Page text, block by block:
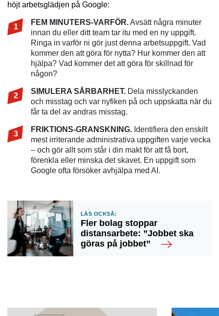
höjt arbetsglädjen på Google:
FEM MINUTERS-VARFÖR.Avsätt några minuter
innan du eller ditt team tar itu med en ny uppgift.
Ringa in varför ni gör just denna arbetsuppgift. Vad
kommer den att göra för nytta? Hur kommer den att
hjälpa? Vad kommer det att göra för skillnad för
någon?
SIMULERA SÅRBARHET. Dela misslyckanden
och misstag och var nyfiken på och uppskatta när du
får ta del av andras misstag.
FRIKTIONS-GRANSKNING. Identifiera den enskilt
mest irriterande administrativa uppgiften varje vecka
– och gör allt som står i din makt för att få bort,
förenkla eller minska det skavet. En uppgift som
Google ofta försöker avhjälpa med AI.
Läs också:
Fler bolag stoppar
distansarbete: ”Jobbet ska
göras på jobbet”